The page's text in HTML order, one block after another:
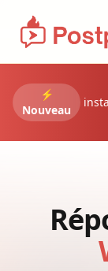
⚡
Nouveau